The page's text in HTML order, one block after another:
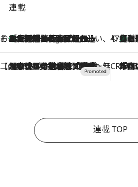
連載
そおだよおこの関西おいしい、おやつ紀行6 Hours Ago
［大阪府箕面市］一皿一皿目の前で仕上げられる、料理を巧みに組み込んだアシェットデセールコース「ミチル アシェット デセール（Michiru assiette dessert）」 47都道府県の手
6
【和歌山県】この夏絶対食べたい 冷やしておいしいおやつ3選 みかんがごろっと丸ごと入ったジュレ
【CREA×星野リゾート】唯一無二。癒しと発見が待つ場所へ
2026.8.7
【トンボの足水浴】ヒノキの香りに包まれて涼感マックス！約13℃の湧水かけ流しを避暑地「星野温泉 トンボの湯」で体験 「立川にも歌舞伎
連載 TOP